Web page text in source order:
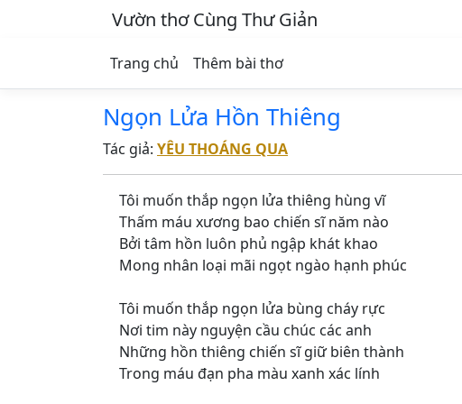
Vườn thơ Cùng Thư Giản
Trang chủ Thêm bài thơ
Ngọn Lửa Hồn Thiêng
Tác giả: YÊU THOÁNG QUA
Tôi muốn thắp ngọn lửa thiêng hùng vĩ
Thấm máu xương bao chiến sĩ năm nào
Bởi tâm hồn luôn phủ ngập khát khao
Mong nhân loại mãi ngọt ngào hạnh phúc
Tôi muốn thắp ngọn lửa bùng cháy rực
Nơi tim này nguyện cầu chúc các anh
Những hồn thiêng chiến sĩ giữ biên thành
Trong máu đạn pha màu xanh xác lính